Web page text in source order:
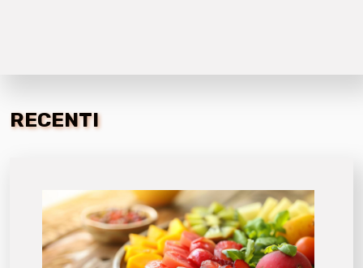
RECENTI